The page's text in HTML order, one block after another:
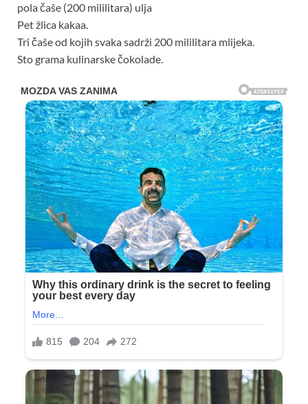
pola čaše (200 mililitara) ulja
Pet žlica kakaa.
Tri čaše od kojih svaka sadrži 200 mililitara mlijeka.
Sto grama kulinarske čokolade.